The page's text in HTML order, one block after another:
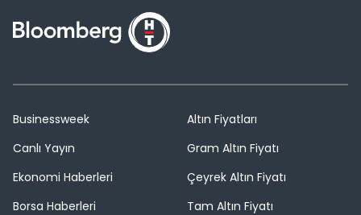
Businessweek
Canlı Yayın
Ekonomi Haberleri
Borsa Haberleri
Altın Fiyatları
Gram Altın Fiyatı
Çeyrek Altın Fiyatı
Tam Altın Fiyatı